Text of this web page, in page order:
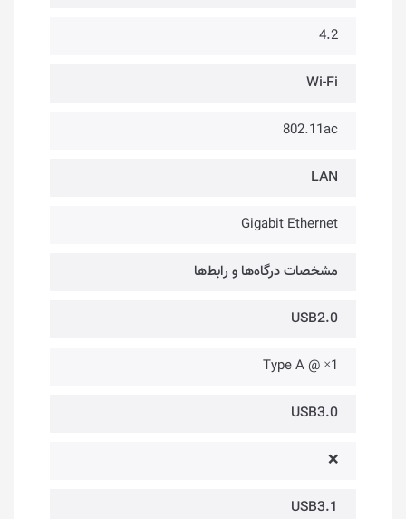
4.2
Wi-Fi
802.11ac
LAN
Gigabit Ethernet
مشخصات درگاه‌ها و رابط‌ها
USB2.0
1× @ Type A
USB3.0
❌
USB3.1